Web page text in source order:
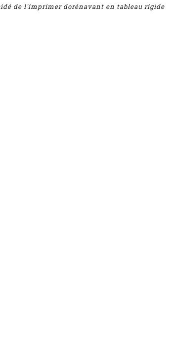
de l'imprimer dorénavant en tableau rigide